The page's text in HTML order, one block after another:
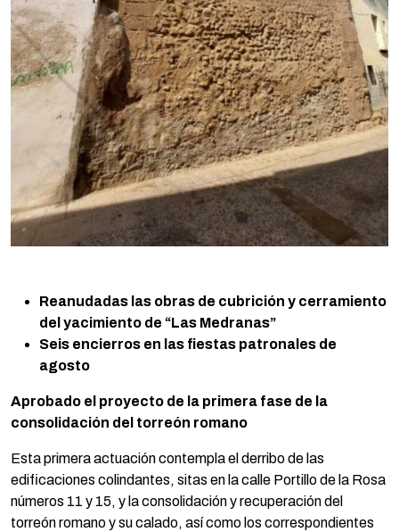
Reanudadas las obras de cubrición y cerramiento
del yacimiento de “Las Medranas”
Seis encierros en las fiestas patronales de
agosto
Aprobado el proyecto de la primera fase de la
consolidación del torreón romano
Esta primera actuación contempla el derribo de las
edificaciones colindantes, sitas en la calle Portillo de la Rosa
números 11 y 15, y la consolidación y recuperación del
torreón romano y su calado, así como los correspondientes